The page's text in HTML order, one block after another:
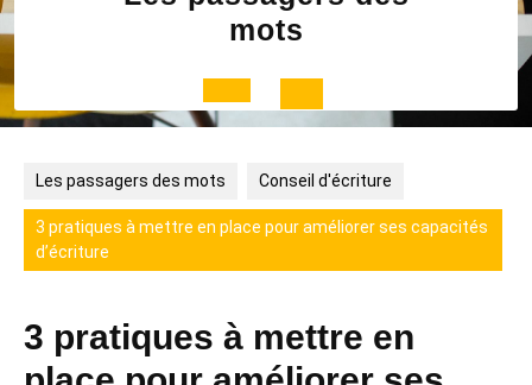
mots
Open
Button
Les passagers des mots Conseil d'écriture
3 pratiques à mettre en place pour améliorer ses capacités
d’écriture
3 pratiques à mettre en